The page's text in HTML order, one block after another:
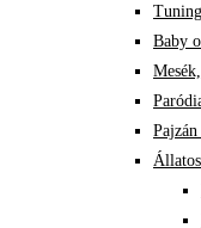
Baby